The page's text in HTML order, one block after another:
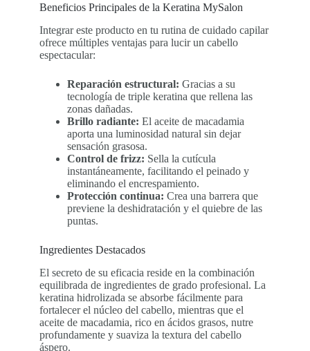
Beneficios Principales de la Keratina MySalon
Integrar este producto en tu rutina de cuidado capilar
ofrece múltiples ventajas para lucir un cabello
espectacular:
Reparación estructural: Gracias a su
tecnología de triple keratina que rellena las
zonas dañadas.
Brillo radiante: El aceite de macadamia
aporta una luminosidad natural sin dejar
sensación grasosa.
Control de frizz: Sella la cutícula
instantáneamente, facilitando el peinado y
eliminando el encrespamiento.
Protección continua: Crea una barrera que
previene la deshidratación y el quiebre de las
puntas.
Ingredientes Destacados
El secreto de su eficacia reside en la combinación
equilibrada de ingredientes de grado profesional. La
keratina hidrolizada se absorbe fácilmente para
fortalecer el núcleo del cabello, mientras que el
aceite de macadamia, rico en ácidos grasos, nutre
profundamente y suaviza la textura del cabello
áspero.